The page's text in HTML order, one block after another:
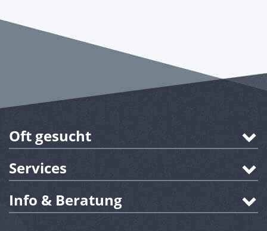
Oft gesucht
Services
Info & Beratung